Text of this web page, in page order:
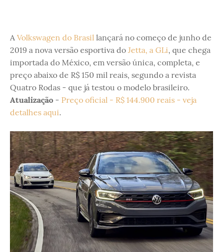
A Volkswagen do Brasil lançará no começo de junho de
2019 a nova versão esportiva do Jetta, a GLi, que chega
importada do México, em versão única, completa, e
preço abaixo de R$ 150 mil reais, segundo a revista
Quatro Rodas - que já testou o modelo brasileiro.
Atualização - Preço oficial - R$ 144.900 reais - veja
detalhes aqui.